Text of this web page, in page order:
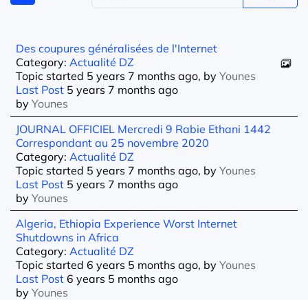
Des coupures généralisées de l'Internet
Category: Actualité DZ
Topic started 5 years 7 months ago, by Younes
Last Post 5 years 7 months ago
by Younes
JOURNAL OFFICIEL Mercredi 9 Rabie Ethani 1442
Correspondant au 25 novembre 2020
Category: Actualité DZ
Topic started 5 years 7 months ago, by Younes
Last Post 5 years 7 months ago
by Younes
Algeria, Ethiopia Experience Worst Internet
Shutdowns in Africa
Category: Actualité DZ
Topic started 6 years 5 months ago, by Younes
Last Post 6 years 5 months ago
by Younes